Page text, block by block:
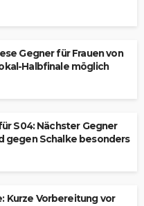
Gegner für Frauen von
Halbfinale möglich
S04: Nächster Gegner
gegen Schalke besonders
Kurze Vorbereitung vor